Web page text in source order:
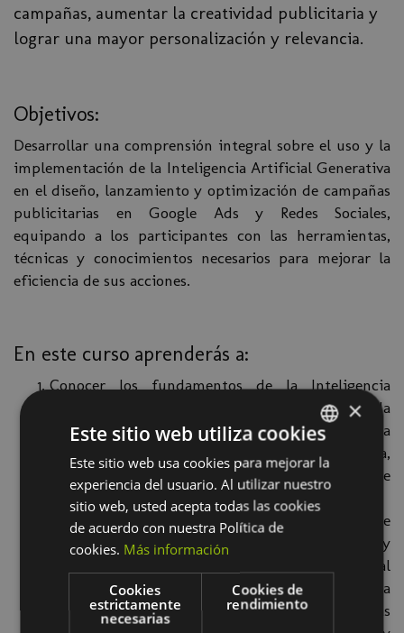
campañas, aumentar la creatividad publicitaria y
lograr una mayor personalización y relevancia.
Objetivos:
Desarrollar una comprensión integral sobre el uso y la
implementación de la Inteligencia Artificial Generativa
en el diseño, lanzamiento y optimización de campañas
publicitarias en Google Ads y Redes Sociales,
equipando a los participantes con las herramientas,
técnicas y conocimientos necesarios para mejorar la
eficiencia de sus acciones.
En este curso aprenderás a:
Conocer los fundamentos de la Inteligencia
Artificial Generativa. Proporcionar una sólida
comprensión teórica y práctica sobre qué es la
Inteligencia Artificial Generativa, cómo funciona,
y su relevancia y aplicabilidad en el contexto de
la publicidad digital.
Explorar casos de uso y aplicaciones en Google
Ads y Social Ads. Analizar estudios de caso y
ejemplos donde la Inteligencia Artificial
Generativa puede ser aplicada con éxito para la
creación, activación y optimización de campañas
SPANISH
BASQUE
×
Este sitio web utiliza cookies
Este sitio web usa cookies para mejorar la
experiencia del usuario. Al utilizar nuestro
sitio web, usted acepta todas las cookies
de acuerdo con nuestra Política de
cookies. Más información
Cookies
estrictamente
necesarias
Cookies de
rendimiento